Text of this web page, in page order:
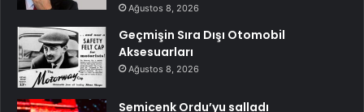
Ağustos 8, 2026
Geçmişin Sıra Dışı Otomobil
Aksesuarları
Ağustos 8, 2026
Semicenk Ordu’yu salladı